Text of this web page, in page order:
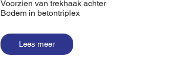
Voorzien van trekhaak achter
Bodem in betontriplex
Lees meer